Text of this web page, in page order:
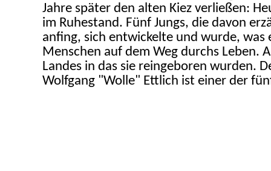
Jahre später den alten Kiez verließen:
im Ruhestand. Fünf Jungs, die davon
anfing, sich entwickelte und wurde, was
Menschen auf dem Weg durchs Leben.
Landes in das sie reingeboren wurden.
Wolfgang "Wolle" Ettlich ist einer der